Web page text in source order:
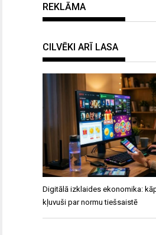
REKLĀMA
CILVĒKI ARĪ LASA
Digitālā izklaides ekonomika:
kļuvuši par normu tiešsaistē